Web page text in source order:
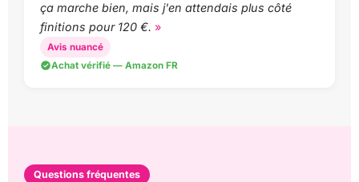
ça marche bien, mais j'en attendais plus côté
finitions pour 120 €.
Avis nuancé
Achat vérifié — Amazon FR
Questions fréquentes